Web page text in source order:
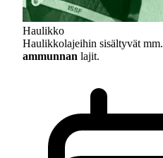
Haulikko
Haulikkolajeihin sisältyvät mm.
ammunnan lajit.